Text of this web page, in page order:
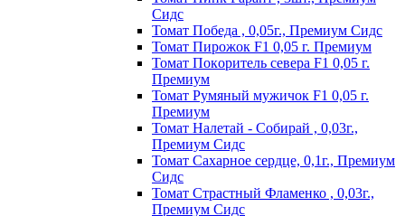
Сидс
Томат Победа , 0,05г., Премиум Сидс
Томат Пиpoжoк F1 0,05 г. Пpeмиyм
Томат Пoкopитeль ceвepa F1 0,05 г.
Пpeмиyм
Томат Рyмяный мyжичoк F1 0,05 г.
Пpeмиyм
Томат Налетай - Собирай , 0,03г.,
Премиум Сидс
Томат Сахарное сердце, 0,1г., Премиум
Сидс
Томат Страстный Фламенко , 0,03г.,
Премиум Сидс